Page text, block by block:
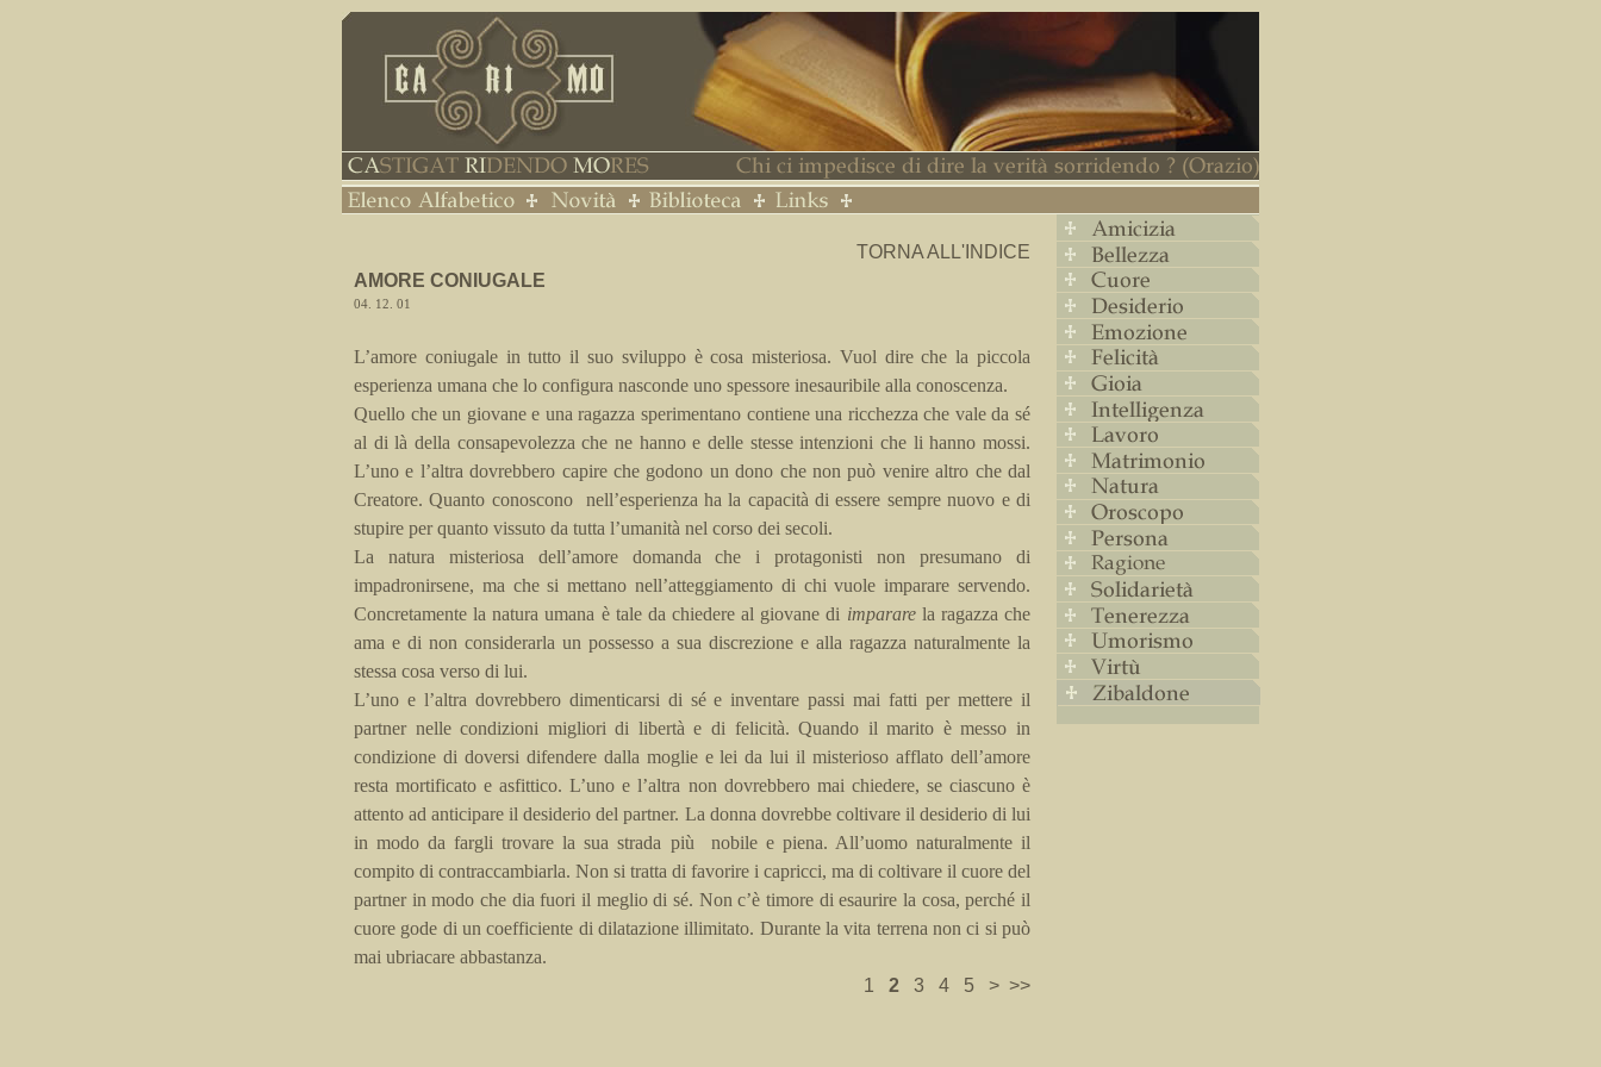
TORNA ALL'INDICE
AMORE CONIUGALE
04. 12. 01
L’amore coniugale in tutto il suo sviluppo è cosa misteriosa. Vuol dire che la piccola
esperienza umana che lo configura nasconde uno spessore inesauribile alla conoscenza.
Quello che un giovane e una ragazza sperimentano contiene una ricchezza che vale da sé
al di là della consapevolezza che ne hanno e delle stesse intenzioni che li hanno mossi.
L’uno e l’altra dovrebbero capire che godono un dono che non può venire altro che dal
Creatore. Quanto conoscono
nell’esperienza ha la capacità di essere sempre nuovo e di
stupire per quanto vissuto da tutta l’umanità nel corso dei secoli.
La natura misteriosa dell’amore domanda che i protagonisti nonpresumano di
impadronirsene, ma che si mettano nell’atteggiamento di chi vuole imparare servendo.
Concretamente la natura umana è tale da chiedere al giovane di impararela ragazza che
ama e di non considerarla un possesso a sua discrezione e alla ragazza naturalmente la
stessa cosa verso di lui.
L’uno e l’altra dovrebbero dimenticarsi di sé e inventare passi mai fatti per mettere il
partner nelle condizioni migliori di libertà e di felicità. Quando il marito è messo in
condizione di doversi difendere dalla moglie e lei da lui il misterioso afflato dell’amore
resta mortificato e asfittico. L’uno e l’altra non dovrebbero mai chiedere, se ciascuno è
attento ad anticipare il desiderio del partner. La donna dovrebbe coltivare il desiderio di lui
in modo da fargli trovare la sua strada più
nobile e piena. All’uomo naturalmente il
compito di contraccambiarla. Non si tratta di favorire i capricci, ma di coltivare il cuore del
partner in modo che dia fuori il meglio di sé. Non c’è timore di esaurire la cosa, perché il
cuore gode di un coefficiente di dilatazione illimitato. Durante la vita terrena non ci si può
mai ubriacare abbastanza.
1
2 3 4 5 > >>